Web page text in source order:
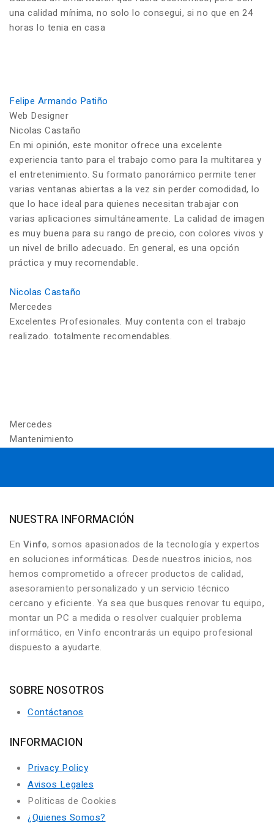
una calidad mínima, no solo lo consegui, si no que en 24
horas lo tenia en casa
Felipe Armando Patiño
Web Designer
Nicolas Castaño
En mi opinión, este monitor ofrece una excelente
experiencia tanto para el trabajo como para la multitarea y
el entretenimiento. Su formato panorámico permite tener
varias ventanas abiertas a la vez sin perder comodidad, lo
que lo hace ideal para quienes necesitan trabajar con
varias aplicaciones simultáneamente. La calidad de imagen
es muy buena para su rango de precio, con colores vivos y
un nivel de brillo adecuado. En general, es una opción
práctica y muy recomendable.
Nicolas Castaño
Mercedes
Excelentes Profesionales. Muy contenta con el trabajo
realizado. totalmente recomendables.
Mercedes
Mantenimiento
NUESTRA INFORMACIÓN
En Vinfo, somos apasionados de la tecnología y expertos
en soluciones informáticas. Desde nuestros inicios, nos
hemos comprometido a ofrecer productos de calidad,
asesoramiento personalizado y un servicio técnico
cercano y eficiente. Ya sea que busques renovar tu equipo,
montar un PC a medida o resolver cualquier problema
informático, en Vinfo encontrarás un equipo profesional
dispuesto a ayudarte.
SOBRE NOSOTROS
Contáctanos
INFORMACION
Privacy Policy
Avisos Legales
Politicas de Cookies
¿Quienes Somos?